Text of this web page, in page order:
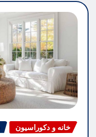
خانه و دکوراسیون